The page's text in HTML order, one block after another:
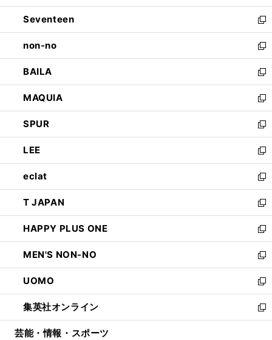
開
く
ウ
で
開
く
ン
ド
ウ
で
開
く
Seventeen
新
し
い
ウ
ィ
ン
ド
ウ
で
開
く
non-no
新
し
い
ウ
ィ
ン
ド
ウ
で
開
く
BAILA
新
し
い
ウ
ィ
ン
ド
ウ
で
開
く
MAQUIA
新
し
い
ウ
ィ
ン
ド
ウ
で
開
く
SPUR
新
し
い
ウ
ィ
ン
ド
ウ
で
開
く
LEE
新
し
い
ウ
ィ
ン
ド
ウ
で
開
く
eclat
新
し
い
ウ
ィ
ン
ド
ウ
で
開
く
T JAPAN
新
し
い
ウ
ィ
ン
ド
ウ
で
開
HAPPY PLUS ONE
新
し
い
ウ
ィ
ン
ド
ウ
MEN'S NON-NO
新
し
い
ウ
ィ
ン
UOMO
新
し
い
ウ
集英社オンライン
新
し
芸能・情報・スポーツ